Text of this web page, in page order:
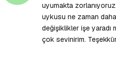
uyumakta
uykusu ne zaman
değişiklikler işe yaradı
çok sevinirim.